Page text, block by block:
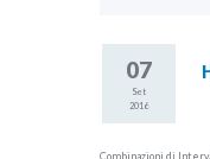
07
Set
2016